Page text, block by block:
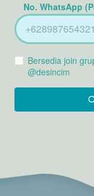
No. WhatsApp
Bersedia join
@desincim
`